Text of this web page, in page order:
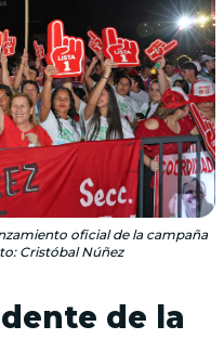
oficial de la campaña
Cristóbal Núñez
de la